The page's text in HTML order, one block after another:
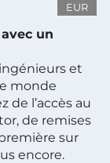
EUR
un
et
monde
l’accès au
de remises
sur
encore.